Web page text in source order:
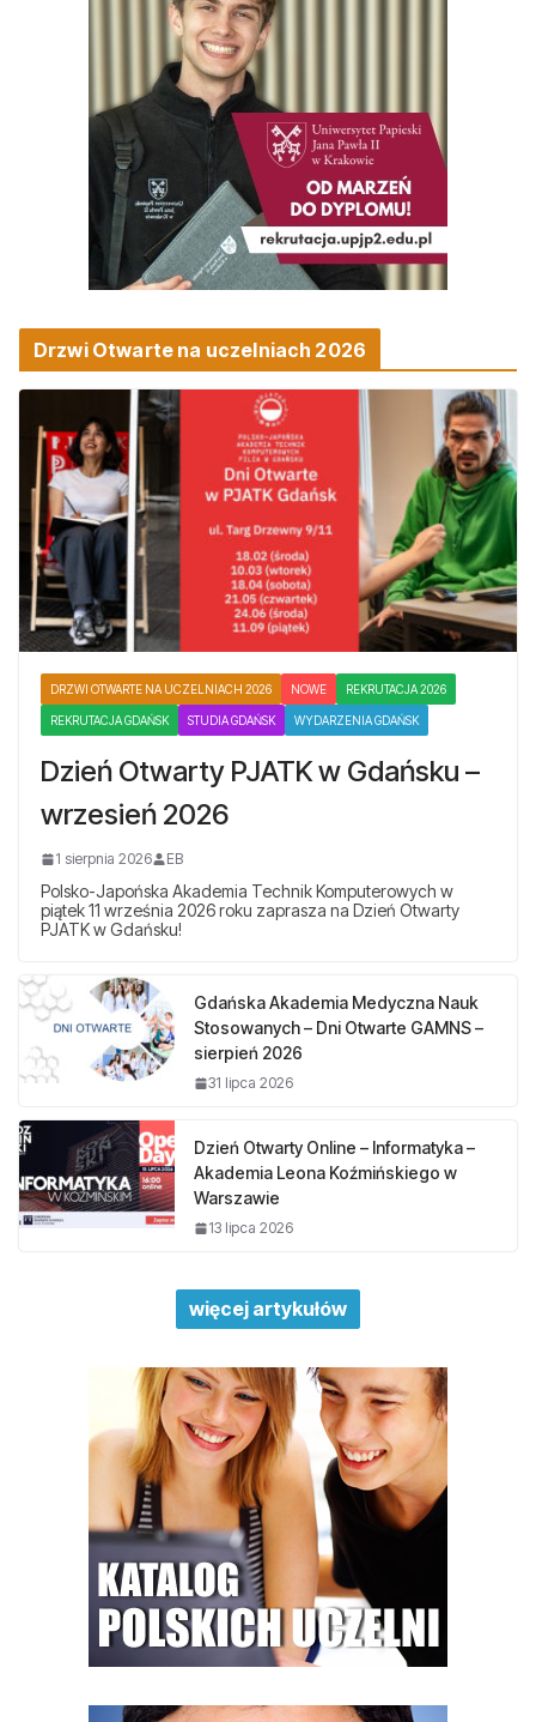
Drzwi Otwarte na uczelniach 2026
DRZWI OTWARTE NA UCZELNIACH 2026 NOWE REKRUTACJA 2026
REKRUTACJA GDAŃSK STUDIA GDAŃSK WYDARZENIA GDAŃSK
Dzień Otwarty PJATK w Gdańsku –
wrzesień 2026
1 sierpnia 2026 EB
Polsko-Japońska Akademia Technik Komputerowych w
piątek 11 września 2026 roku zaprasza na Dzień Otwarty
PJATK w Gdańsku!
Gdańska Akademia Medyczna Nauk
Stosowanych – Dni Otwarte GAMNS –
sierpień 2026
31 lipca 2026
Dzień Otwarty Online – Informatyka –
Akademia Leona Koźmińskiego w
Warszawie
13 lipca 2026
więcej artykułów